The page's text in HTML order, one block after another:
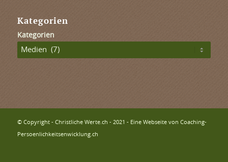
Kategorien
Kategorien
© Copyright - Christliche Werte.ch - 2021 - Eine Webseite von Coaching-
Persoenlichkeitsenwicklung.ch